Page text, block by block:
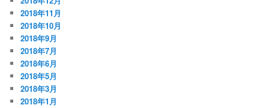
2018年11月
2018年10月
2018年9月
2018年7月
2018年6月
2018年5月
2018年3月
2018年1月